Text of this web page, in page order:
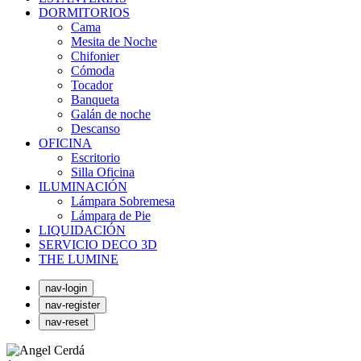
DORMITORIOS
Cama
Mesita de Noche
Chifonier
Cómoda
Tocador
Banqueta
Galán de noche
Descanso
OFICINA
Escritorio
Silla Oficina
ILUMINACIÓN
Lámpara Sobremesa
Lámpara de Pie
LIQUIDACIÓN
SERVICIO DECO 3D
THE LUMINE
nav-login
nav-register
nav-reset